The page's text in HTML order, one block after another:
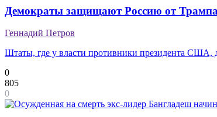
Демократы защищают Россию от Трампа
Геннадий Петров
Штаты, где у власти противники президента США,
0
805
0